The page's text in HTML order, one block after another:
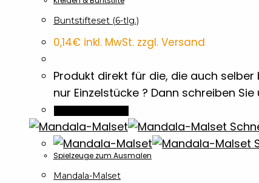
Buntstifteset (6-tlg.)
0,14€ inkl. MwSt. zzgl. Versand
Produkt direkt für die, die auch
nur Einzelstücke ? Dann schreiben
Spielzeuge zum Ausmalen
Mandala-Malset